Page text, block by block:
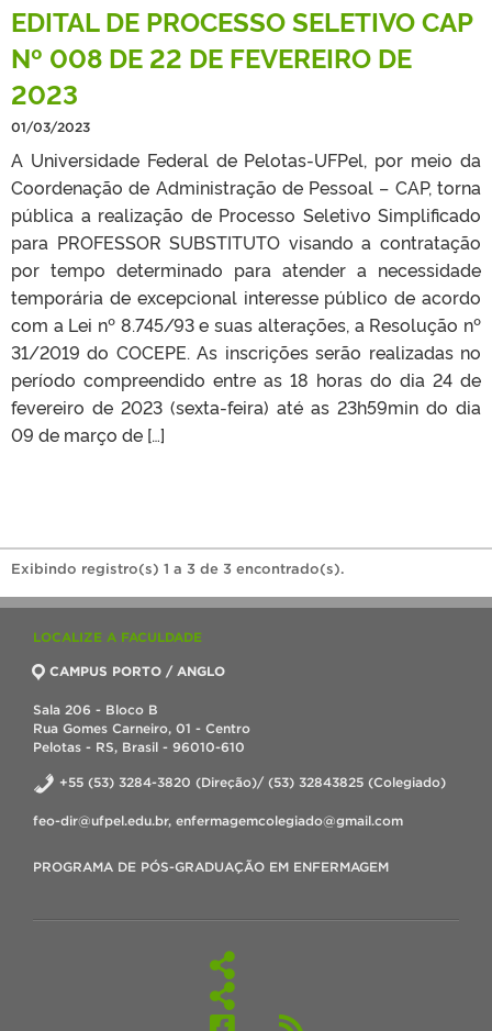
EDITAL DE PROCESSO SELETIVO CAP
Nº 008 DE 22 DE FEVEREIRO DE
2023
01/03/2023
A Universidade Federal de Pelotas-UFPel, por meio da
Coordenação de Administração de Pessoal – CAP, torna
pública a realização de Processo Seletivo Simplificado
para PROFESSOR SUBSTITUTO visando a contratação
por tempo determinado para atender a necessidade
temporária de excepcional interesse público de acordo
com a Lei nº 8.745/93 e suas alterações, a Resolução nº
31/2019 do COCEPE. As inscrições serão realizadas no
período compreendido entre as 18 horas do dia 24 de
fevereiro de 2023 (sexta-feira) até as 23h59min do dia
09 de março de […]
Exibindo registro(s) 1 a 3 de 3 encontrado(s).
LOCALIZE A FACULDADE
CAMPUS PORTO / ANGLO
Sala 206 - Bloco B
Rua Gomes Carneiro, 01 - Centro
Pelotas - RS, Brasil - 96010-610
+55 (53) 3284-3820 (Direção)/ (53) 32843825 (Colegiado)
feo-dir@ufpel.edu.br, enfermagemcolegiado@gmail.com
PROGRAMA DE PÓS-GRADUAÇÃO EM ENFERMAGEM